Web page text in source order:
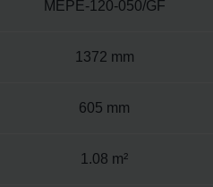
MEPE-120-050/GF
1372 mm
605 mm
1.08 m²